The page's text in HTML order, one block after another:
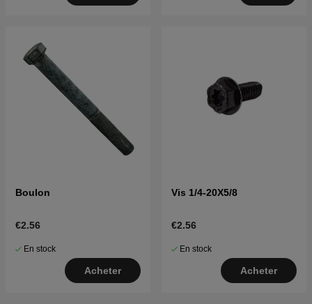
Boulon
€2.56
En stock
Acheter
Vis 1/4-20X5/8
€2.56
En stock
Acheter